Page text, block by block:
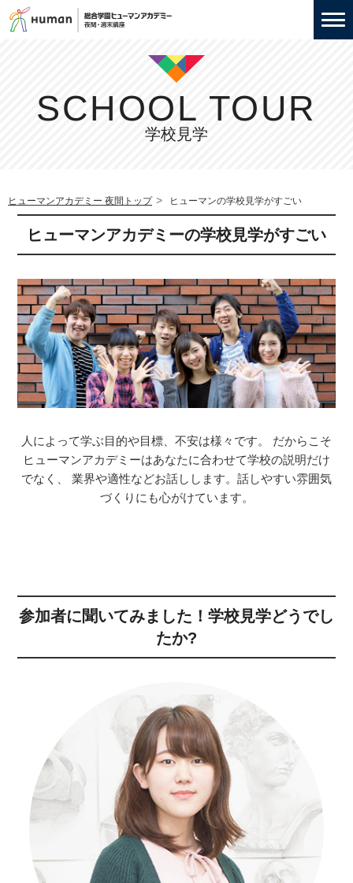
SCHOOL TOUR
学校見学
ヒューマンアカデミー 夜間トップ ヒューマンの学校見学がすごい
ヒューマンアカデミーの学校見学がすごい
人によって学ぶ目的や目標、不安は様々です。
だからこそ
ヒューマンアカデミーはあなたに合わせて学校の説明だけ
でなく、
業界や適性などお話しします。話しやすい雰囲気
づくりにも心がけています。
参加者に聞いてみました！学校見学どうでし
たか?